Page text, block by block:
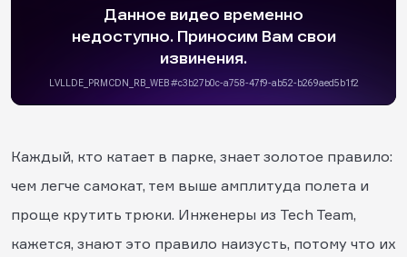
Каждый, кто катает в парке, знает золотое правило:
чем легче самокат, тем выше амплитуда полета и
проще крутить трюки. Инженеры из Tech Team,
кажется, знают это правило наизусть, потому что их